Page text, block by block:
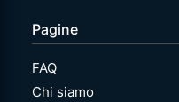
Pagine
FAQ
Chi siamo